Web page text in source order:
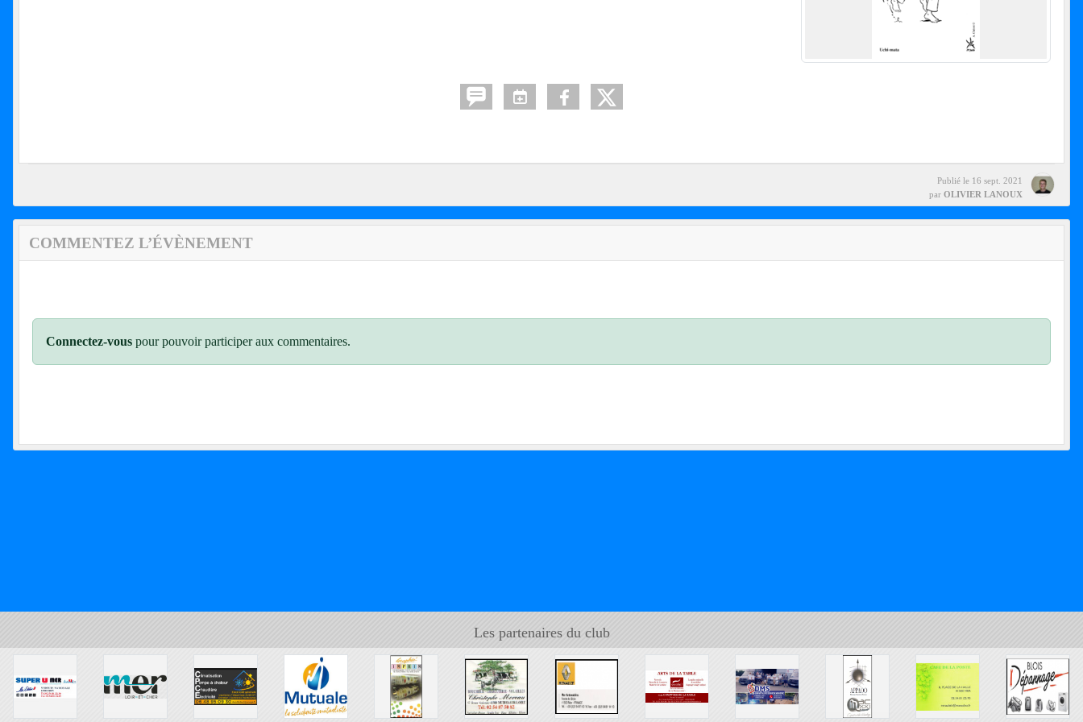
Publié le 16 sept. 2021
par OLIVIER LANOUX
COMMENTEZ L’ÉVÈNEMENT
Connectez-vous pour pouvoir participer aux commentaires.
Les partenaires du club